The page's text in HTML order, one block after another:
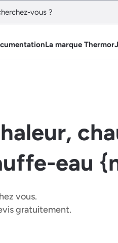
La marque Thermor
eau
vous.
gratuitement.